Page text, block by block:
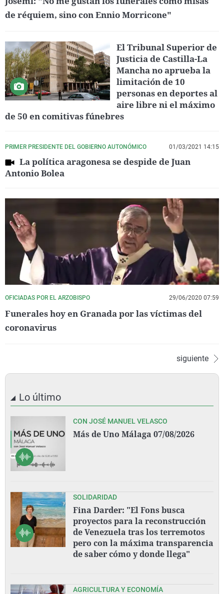
de réquiem, sino con Ennio Morricone"
El Tribunal Superior de
Justicia de Castilla-La
Mancha no aprueba la
limitación de 10
personas en deportes al
aire libre ni el máximo
de 50 en comitivas fúnebres
PRIMER PRESIDENTE DEL GOBIERNO AUTONÓMICO 01/03/2021 14:15
La política aragonesa se despide de Juan
Antonio Bolea
OFICIADAS POR EL ARZOBISPO 29/06/2020 07:59
Funerales hoy en Granada por las víctimas del
coronavirus
siguiente
Lo último
CON JOSÉ MANUEL VELASCO
Más de Uno Málaga 07/08/2026
SOLIDARIDAD
Fina Darder: "El Fons busca
proyectos para la reconstrucción
de Venezuela tras los terremotos
pero con la máxima transparencia
de saber cómo y donde llega"
AGRICULTURA Y ECONOMÍA